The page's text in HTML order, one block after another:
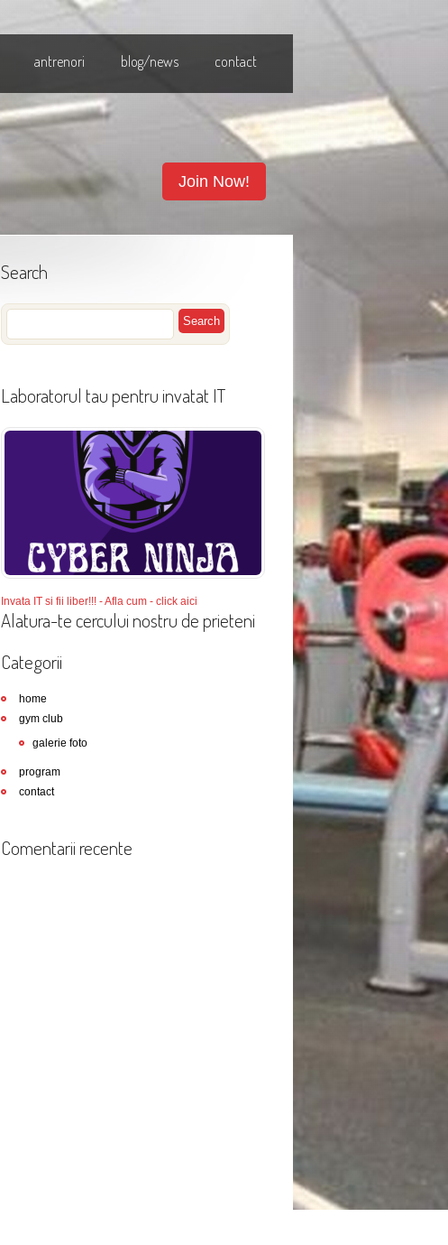
antrenori blog/news contact
Join Now!
Search
Laboratorul tau pentru invatat IT
Invata IT si fii liber!!! - Afla cum - click aici
Alatura-te cercului nostru de prieteni
Categorii
home
gym club
galerie foto
program
contact
Comentarii recente